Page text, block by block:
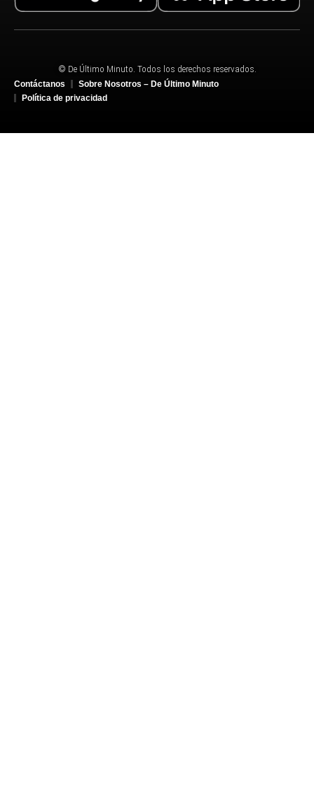
© De Último Minuto. Todos los derechos reservados.
Contáctanos
Sobre Nosotros – De Último Minuto
Política de privacidad